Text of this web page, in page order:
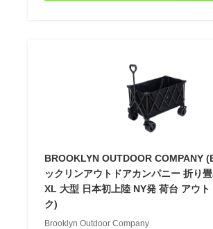
BROOKLYN OUTDOOR COMPANY
ックリンアウトドアカンパニー 折り
XL 大型 日本初上陸 NY発 荷台 アウト
ク)
Brooklyn Outdoor Company